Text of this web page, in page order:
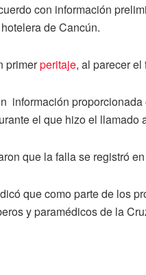
con información
de Cancún.
primerperitaje, al parecer
información proporcionada
el que hizo el llamado
que la falla se registró
que como parte de los
y paramédicos de la